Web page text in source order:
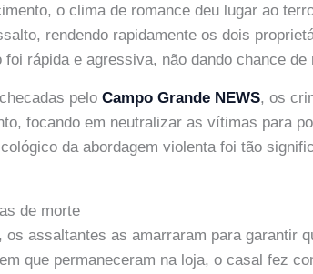
o clima de romance deu lugar ao
rendendo rapidamente os dois
rápida e agressiva, não dando chance
peloCampo Grande NEWS, os
focando em neutralizar as vítimas para
da abordagem violenta foi tão
de morte
assaltantes as amarraram para garantir
que permaneceram na loja, o casal fez